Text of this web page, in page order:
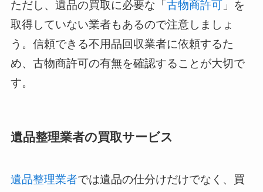
ただし、遺品の買取に必要な「 古物商許可」を
取得していない業者もあるので注意しましょ
う。信頼できる不用品回収業者に依頼するた
め、古物商許可の有無を確認することが大切で
す。
遺品整理業者の買取サービス
遺品整理業者では遺品の仕分けだけでなく、買